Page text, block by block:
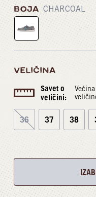
BOJA CHARCOAL
VELIČINA
Savet o
veličini:
36 37 38